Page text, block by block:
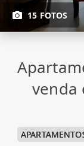
15 FOTOS
venda